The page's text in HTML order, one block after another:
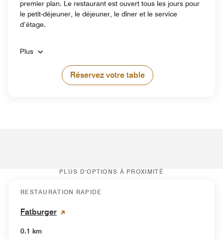
premier plan. Le restaurant est ouvert tous les jours pour
le petit-déjeuner, le déjeuner, le dîner et le service
d’étage.
Plus
Réservez votre table
PLUS D'OPTIONS À PROXIMITÉ
RESTAURATION RAPIDE
Fatburger
0.1 km